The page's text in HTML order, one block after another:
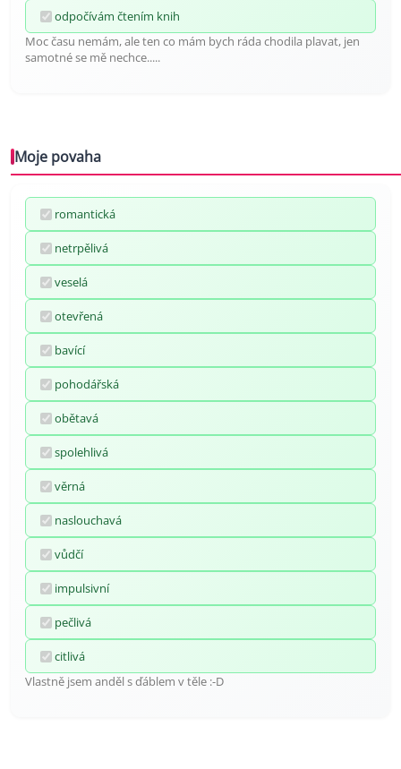
odpočívám čtením knih
Moc času nemám, ale ten co mám bych ráda chodila plavat, jen
samotné se mě nechce.....
Moje povaha
romantická
netrpělivá
veselá
otevřená
bavící
pohodářská
obětavá
spolehlivá
věrná
naslouchavá
vůdčí
impulsivní
pečlivá
citlivá
Vlastně jsem anděl s ďáblem v těle :-D